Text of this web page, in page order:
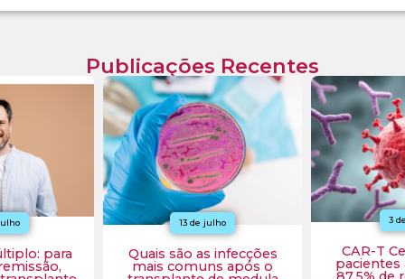
Publicações Recentes
infecções
após o
3 de julho
CAR-T Cell brasileiro:
pacientes apresentam
26
O que
corpo